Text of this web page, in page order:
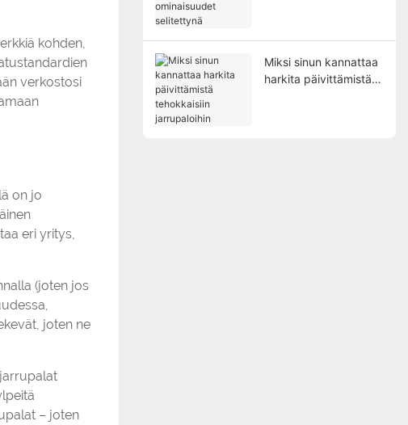
kohden,
verkostosi
on jo
eri yritys,
(joten jos
joten ne
– joten
Miksi sinun kannattaa
harkita päivittämistä